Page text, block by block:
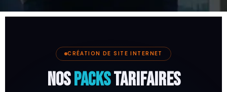
CRÉATION DE SITE INTERNET
NosPacksTarifaires